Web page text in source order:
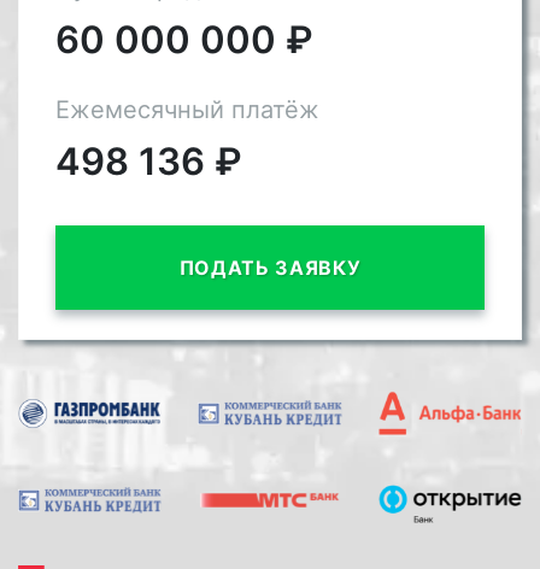
60 000 000 ₽
Ежемесячный платёж
498 136 ₽
ПОДАТЬ ЗАЯВКУ